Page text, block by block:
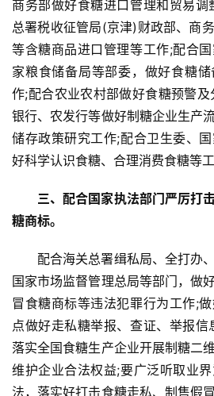
首
商务部做好食糖进口管理和贸易
总署税收征管局(京津)财政部、商
等含糖商品进口管理等工作;配合
家粮食储备局等部委，做好食糖
作;配合农业农村部做好食糖预警
银行、农发行等做好制糖企业生产
储存政策研究工作;配合卫生委、
好科学认识食糖、合理消费食糖等工
三、配合国家执法部门严厉打
糖商标。
配合海关总署缉私局、全打办
国家市场监督管理总局等部门，做
冒食糖商标等违法犯罪行为工作;
点做好走私糖举报、查证、举报信
落实全国食糖生产企业开展制糖二
维护企业合法权益;要广泛听取业
法，落实好打击食糖走私、制售假